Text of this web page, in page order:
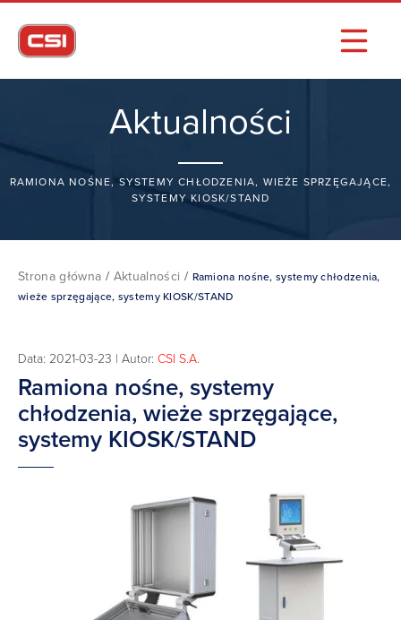
Aktualności
RAMIONA NOŚNE, SYSTEMY CHŁODZENIA, WIEŻE SPRZĘGAJĄCE,
SYSTEMY KIOSK/STAND
Strona główna / Aktualności / Ramiona nośne, systemy chłodzenia,
wieże sprzęgające, systemy KIOSK/STAND
Data: 2021-03-23 | Autor: CSI S.A.
Ramiona nośne, systemy
chłodzenia, wieże sprzęgające,
systemy KIOSK/STAND